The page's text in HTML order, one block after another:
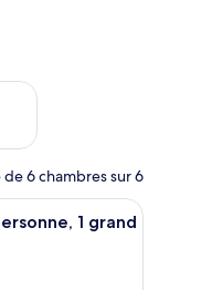
end prochain août 14 -
6 chambres sur 6
un ordinateur portable et un
d’hôtel comprenant un lit, un
1 grand